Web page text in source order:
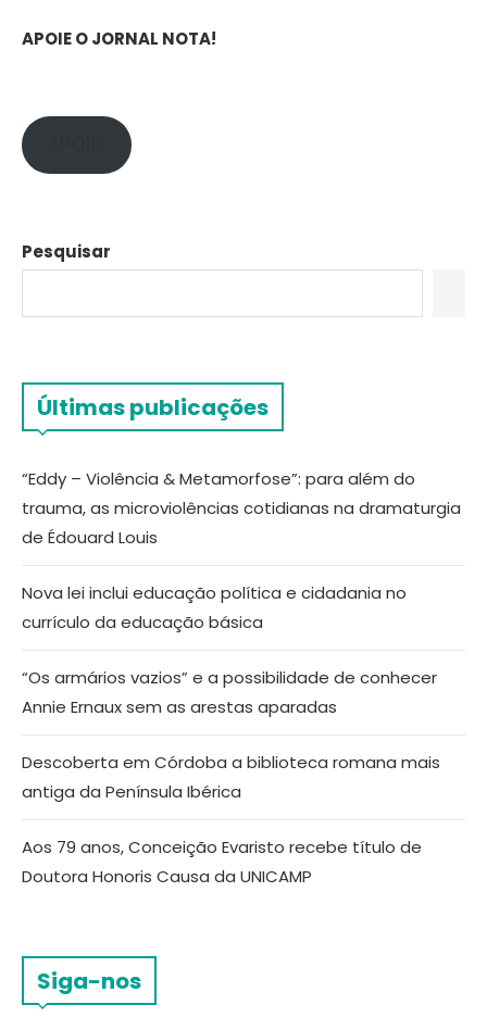
APOIE O JORNAL NOTA!
Pesquisar
Últimas publicações
“Eddy – Violência & Metamorfose”: para além do
trauma, as microviolências cotidianas na dramaturgia
de Édouard Louis
Nova lei inclui educação política e cidadania no
currículo da educação básica
“Os armários vazios” e a possibilidade de conhecer
Annie Ernaux sem as arestas aparadas
Descoberta em Córdoba a biblioteca romana mais
antiga da Península Ibérica
Aos 79 anos, Conceição Evaristo recebe título de
Doutora Honoris Causa da UNICAMP
Siga-nos